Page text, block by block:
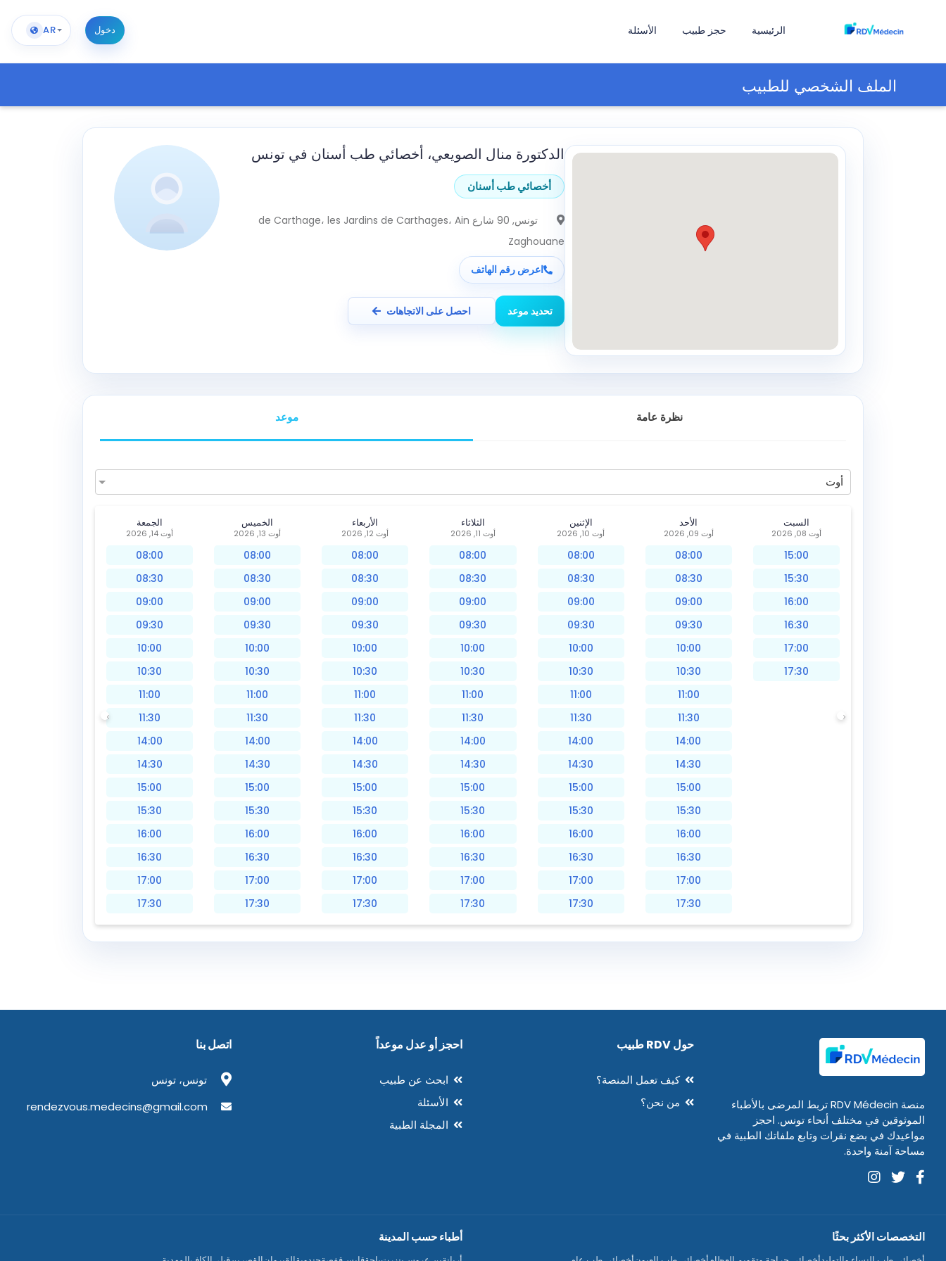
الرئيسية حجز طبيب الأسئلة دخول AR
الملف الشخصي للطبيب
الدكتورة منال الصويعي، أخصائي طب أسنان في تونس
أخصائي طب أسنان
تونس
, 90 شارع de Carthage، les Jardins de Carthages، Ain
Zaghouane
اعرض رقم الهاتف
تحديد موعد احصل على الاتجاهات
نظرة عامة موعد
أوت
الجمعة
أوت 14, 2026
08:00
08:30
09:00
09:30
10:00
10:30
11:00
11:30
14:00
14:30
15:00
15:30
16:00
16:30
17:00
17:30
الخميس
أوت 13, 2026
08:00
08:30
09:00
09:30
10:00
10:30
11:00
11:30
14:00
14:30
15:00
15:30
16:00
16:30
17:00
17:30
الأربعاء
أوت 12, 2026
08:00
08:30
09:00
09:30
10:00
10:30
11:00
11:30
14:00
14:30
15:00
15:30
16:00
16:30
17:00
17:30
الثلاثاء
أوت 11, 2026
08:00
08:30
09:00
09:30
10:00
10:30
11:00
11:30
14:00
14:30
15:00
15:30
16:00
16:30
17:00
17:30
الإثنين
أوت 10, 2026
08:00
08:30
09:00
09:30
10:00
10:30
11:00
11:30
14:00
14:30
15:00
15:30
16:00
16:30
17:00
17:30
الأحد
أوت 09, 2026
08:00
08:30
09:00
09:30
10:00
10:30
11:00
11:30
14:00
14:30
15:00
15:30
16:00
16:30
17:00
17:30
السبت
أوت 08, 2026
15:00
15:30
16:00
16:30
17:00
17:30
منصة RDV Médecin تربط المرضى بالأطباء
الموثوقين في مختلف أنحاء تونس. احجز
مواعيدك في بضع نقرات وتابع ملفاتك الطبية في
مساحة آمنة واحدة.
حول RDV طبيب
كيف تعمل المنصة؟
من نحن؟
احجز أو عدل موعداً
ابحث عن طبيب
الأسئلة
المجلة الطبية
اتصل بنا
تونس، تونس
التخصصات الأكثر بحثًا أطباء حسب المدينة